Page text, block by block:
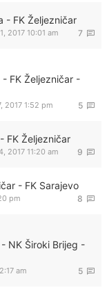
- FK Željezničar
7
2017 10:01 am
- FK Željezničar -
5
2017 1:52 pm
FK Željezničar
9
2017 11:20 am
- FK Sarajevo
8
pm
NK Široki Brijeg -
5
am